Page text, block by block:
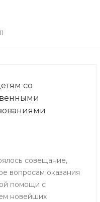
со
совещание,
вопросам оказания
помощи с
новейших